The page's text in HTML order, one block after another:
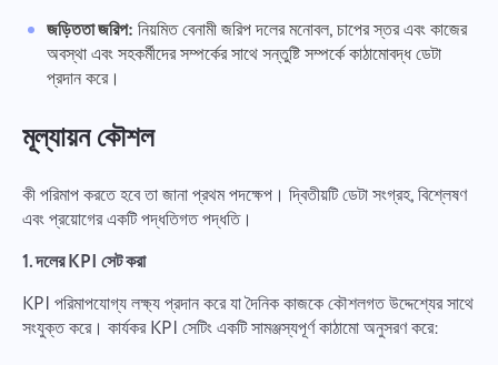
জড়িততা জরিপ: নিয়মিত বেনামী জরিপ দলের মনোবল, চাপের স্তর এবং কাজের
অবস্থা এবং সহকর্মীদের সম্পর্কের সাথে সন্তুষ্টি সম্পর্কে কাঠামোবদ্ধ ডেটা
প্রদান করে।
মূল্যায়ন কৌশল
কী পরিমাপ করতে হবে তা জানা প্রথম পদক্ষেপ। দ্বিতীয়টি ডেটা সংগ্রহ, বিশ্লেষণ
এবং প্রয়োগের একটি পদ্ধতিগত পদ্ধতি।
1. দলের KPI সেট করা
KPI পরিমাপযোগ্য লক্ষ্য প্রদান করে যা দৈনিক কাজকে কৌশলগত উদ্দেশ্যের সাথে
সংযুক্ত করে। কার্যকর KPI সেটিং একটি সামঞ্জস্যপূর্ণ কাঠামো অনুসরণ করে: